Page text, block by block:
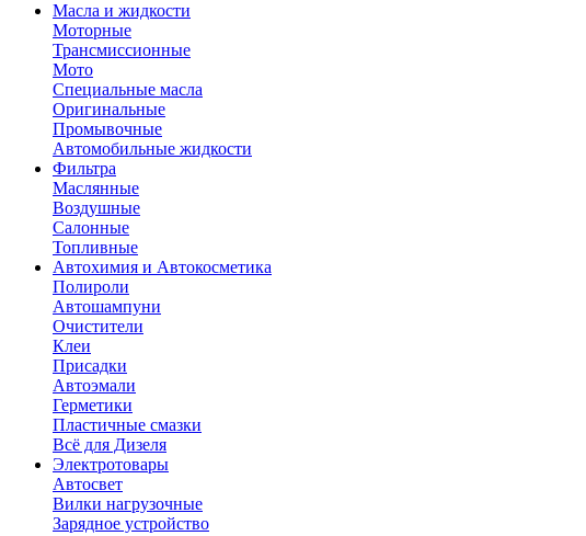
Масла и жидкости
Моторные
Трансмиссионные
Мото
Специальные масла
Оригинальные
Промывочные
Автомобильные жидкости
Фильтра
Маслянные
Воздушные
Салонные
Топливные
Автохимия и Автокосметика
Полироли
Автошампуни
Очистители
Клеи
Присадки
Автоэмали
Герметики
Пластичные смазки
Всё для Дизеля
Электротовары
Автосвет
Вилки нагрузочные
Зарядное устройство